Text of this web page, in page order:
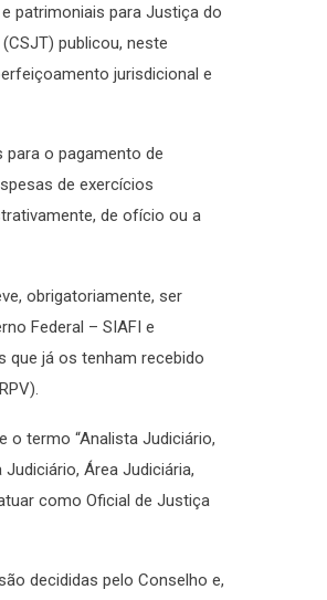
patrimoniais para Justiça do
publicou, neste
jurisdicional e
para o pagamento de
de exercícios
de ofício ou a
obrigatoriamente, ser
Federal – SIAFI e
que já os tenham recebido
o termo “Analista Judiciário,
Área Judiciária,
como Oficial de Justiça
decididas pelo Conselho e,